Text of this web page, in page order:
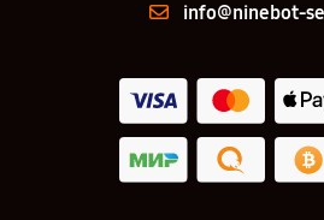
info@ninebot-